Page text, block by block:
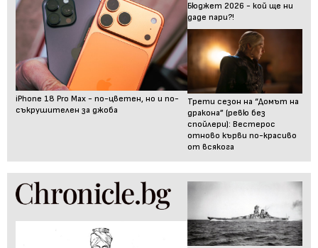
iPhone 18 Pro Max - по-цветен, но и по-
съкрушителен за джоба
Бюджет 2026 - кой ще ни
даде пари?!
Трети сезон на “Домът на
дракона” (ревю без
спойлери): Вестерос
отново кърви по-красиво
от всякога